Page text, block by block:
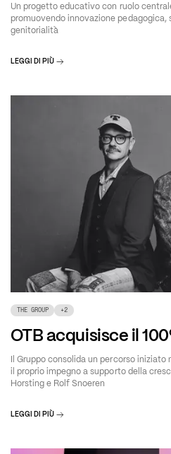
Un progetto educativo con ruolo
promuovendo innovazione
genitorialità
LEGGI DI PIÙ
THE GROUP +2
OTB acquisisce il
Il Gruppo consolida un percorso
il proprio impegno a supporto della
Horsting e Rolf Snoeren
LEGGI DI PIÙ